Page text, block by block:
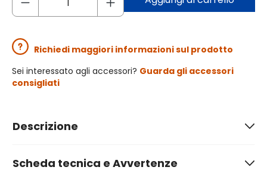
Richiedi maggiori informazioni sul prodotto
Sei interessato agli accessori? Guarda gli accessori
consigliati
Descrizione
Scheda tecnica e Avvertenze